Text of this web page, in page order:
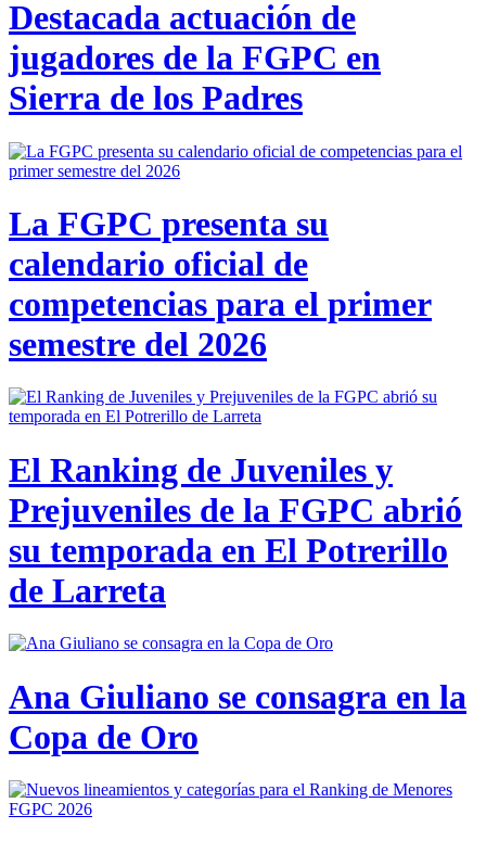
Destacada actuación de
jugadores de la FGPC en
Sierra de los Padres
La FGPC presenta su
calendario oficial de
competencias para el primer
semestre del 2026
El Ranking de Juveniles y
Prejuveniles de la FGPC abrió
su temporada en El Potrerillo
de Larreta
Ana Giuliano se consagra en la
Copa de Oro